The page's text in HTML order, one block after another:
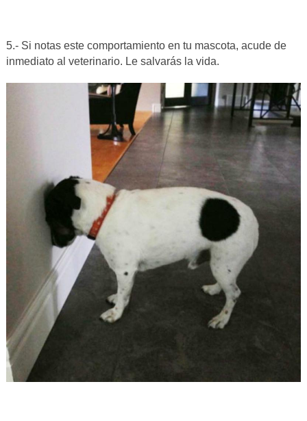
5.- Si notas este comportamiento en tu mascota, acude de
inmediato al veterinario. Le salvarás la vida.